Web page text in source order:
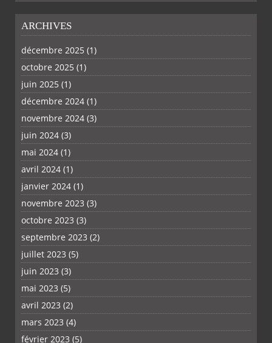
PLUS
ARCHIVES
décembre 2025 (1)
octobre 2025 (1)
juin 2025 (1)
décembre 2024 (1)
novembre 2024 (3)
juin 2024 (3)
mai 2024 (1)
avril 2024 (1)
janvier 2024 (1)
novembre 2023 (3)
octobre 2023 (3)
septembre 2023 (2)
juillet 2023 (5)
juin 2023 (3)
mai 2023 (5)
avril 2023 (2)
mars 2023 (4)
février 2023 (5)